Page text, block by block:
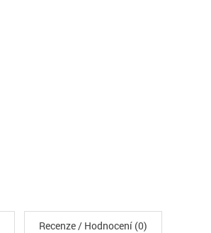
Recenze / Hodnocení (0)